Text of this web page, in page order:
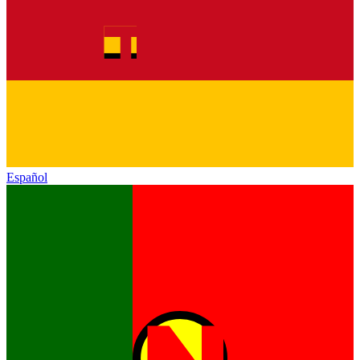
Español